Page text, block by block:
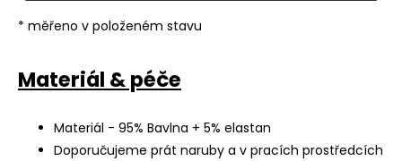
* měřeno v položeném stavu
Materiál & péče
Materiál - 95% Bavlna + 5% elastan
Doporučujeme prát naruby a v pracích prostředcích